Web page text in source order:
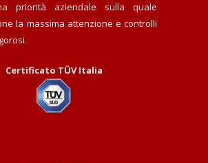
priorità aziendale sulla quale
la massima attenzione e controlli
Certificato TÜV Italia